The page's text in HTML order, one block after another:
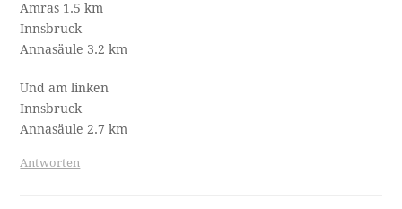
Amras 1.5 km
Innsbruck
Annasäule 3.2 km
Und am linken
Innsbruck
Annasäule 2.7 km
Antworten